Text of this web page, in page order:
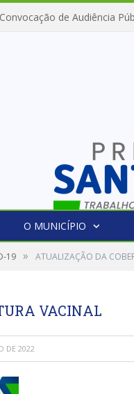
de Audiência
O MUNICÍPIO
19 » ATUALIZAÇÃO DA
VACINAL
DE 2022